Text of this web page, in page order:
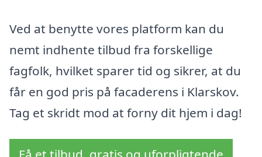
Ved at benytte vores platform kan du
nemt indhente tilbud fra forskellige
fagfolk, hvilket sparer tid og sikrer, at du
får en god pris på facaderens i Klarskov.
Tag et skridt mod at forny dit hjem i dag!